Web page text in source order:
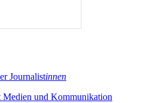
Journalistinnen
Medien und Kommunikation